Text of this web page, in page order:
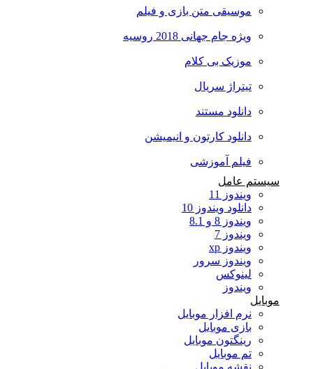
موسیقی متن بازی و فیلم
ویژه جام جهانی 2018 روسیه
موزیک بی کلام
تیتراژ سریال
دانلود مستند
دانلود کارتون و انیمیشن
فیلم آموزشی
سیستم عامل
ویندوز 11
دانلود ویندوز 10
ویندوز 8 و 8.1
ویندوز 7
ویندوز xp
ویندوز سرور
لینوکس
ویندوز
موبایل
نرم افزار موبایل
بازی موبایل
رینگتون موبایل
تم موبایل
نقشه موبایل